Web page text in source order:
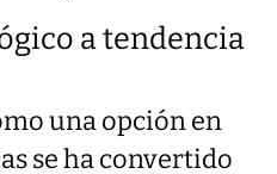
a tendencia
una opción en
se ha convertido